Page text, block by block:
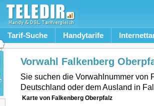
Tarif-Suche Handytarife
Vorwahl Falkenberg
Sie suchen die Vorwahlnummer von
Deutschland oder dem Ausland in
Karte von Falkenberg Oberpfalz